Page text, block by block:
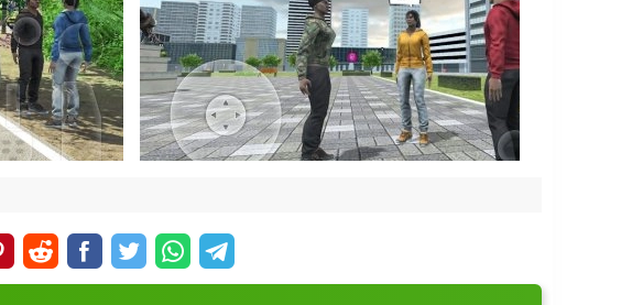
соперники отводят взгляд. Настройка делает её по-
по-своему.